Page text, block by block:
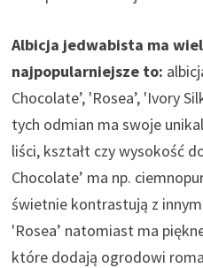
Albicja jedwabista ma
najpopularniejsze to:
Chocolate’, 'Rosea’, 'Ivory
tych odmian ma swoje
liści, kształt czy wysokość
Chocolate’ ma np.
świetnie kontrastują z
'Rosea’ natomiast ma
które dodają ogrodowi